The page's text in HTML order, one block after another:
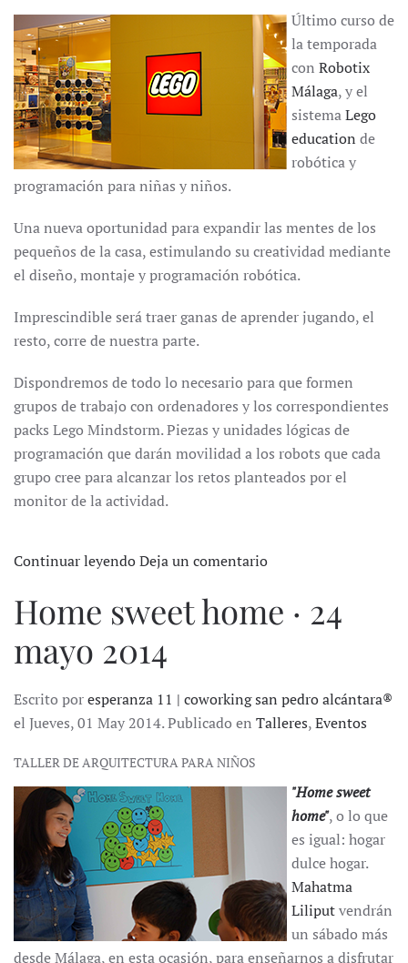
Último curso de
la temporada
con Robotix
Málaga, y el
sistemaLego
education de
robótica y
programación para niñas y niños.
Una nueva oportunidad para expandir las mentes de los
pequeños de la casa, estimulando su creatividad mediante
el diseño, montaje y programación robótica.
Imprescindible será traer ganas de aprender jugando, el
resto, corre de nuestra parte.
Dispondremos de todo lo necesario para que formen
grupos de trabajo con ordenadores y los correspondientes
packs Lego Mindstorm. Piezas y unidades lógicas de
programación que darán movilidad a los robots que cada
grupo cree para alcanzar los retos planteados por el
monitor de la actividad.
Continuar leyendoDeja un comentario
Home sweet home · 24
mayo 2014
Escrito poresperanza 11 | coworking san pedro alcántara®
el Jueves, 01 May 2014. Publicado en Talleres,Eventos
TALLER DE ARQUITECTURA PARA NIÑOS
"Home sweet
home", o lo que
es igual: hogar
dulce hogar.
Mahatma
Liliputvendrán
un sábado más
desde Málaga, en esta ocasión, para enseñarnos a disfrutar